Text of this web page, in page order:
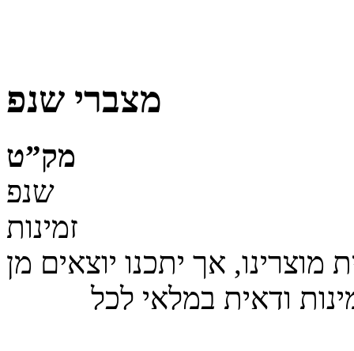
מצברי שנפ
מק”ט
שנפ
זמינות
אך יתכנו יוצאים מן
ודאית במלאי לכל